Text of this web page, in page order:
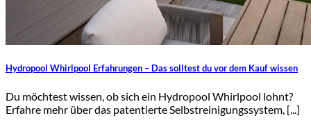
Hydropool Whirlpool Erfahrungen – Das solltest du vor dem Kauf wissen
Du möchtest wissen, ob sich ein Hydropool Whirlpool lohnt?
Erfahre mehr über das patentierte Selbstreinigungssystem, [...]